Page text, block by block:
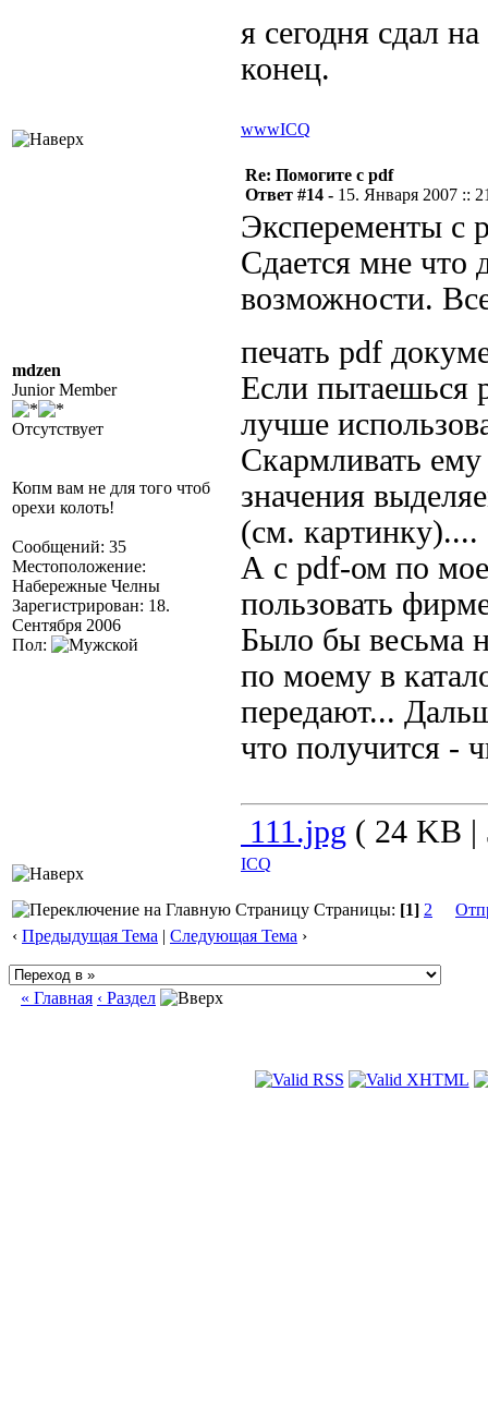
я сегодня сдал
конец.
wwwICQ
mdzen
Junior Member
Отсутствует
Копм вам не для того чтоб
орехи колоть!
Сообщений: 35
Местоположение:
Набережные Челны
Зарегистрирован: 18.
Сентября 2006
Пол:
Re: Помогите с pdf
Ответ #14 - 15. Января 2007 ::
Эксперементы с
Сдается мне что
возможности.
печать pdf
Если пытаешься
лучше
Скармливать
значения
(см. картинку)....
А с pdf-ом по
пользовать
Было бы весьма
по моему в
передают...
что получится -
111.jpg ( 24 KB |
ICQ
Страницы: [1] 2
‹ Предыдущая Тема | Следующая Тема ›
« Главная ‹ Раздел